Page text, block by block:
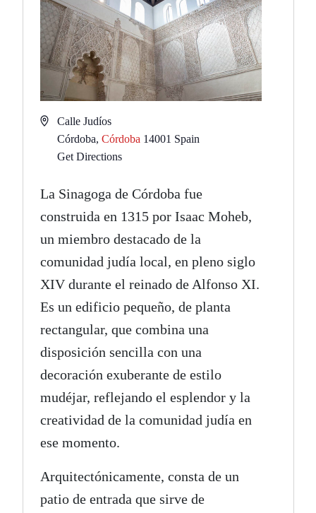
AddressCalle Judíos
Córdoba, Córdoba 14001 Spain
Get Directions
La Sinagoga de Córdoba fue
construida en 1315 por Isaac Moheb,
un miembro destacado de la
comunidad judía local, en pleno siglo
XIV durante el reinado de Alfonso XI.
Es un edificio pequeño, de planta
rectangular, que combina una
disposición sencilla con una
decoración exuberante de estilo
mudéjar, reflejando el esplendor y la
creatividad de la comunidad judía en
ese momento.
Arquitectónicamente, consta de un
patio de entrada que sirve de